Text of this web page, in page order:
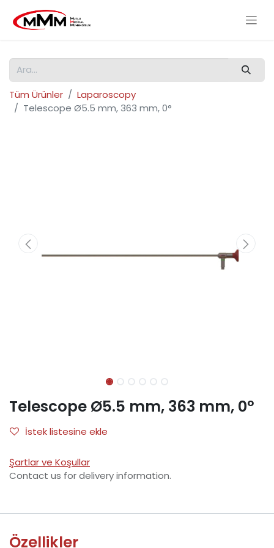
Tüm Ürünler
Laparoscopy
Telescope Ø5.5 mm, 363 mm, 0°
Telescope Ø5.5 mm, 363 mm, 0°
İstek listesine ekle
Şartlar ve Koşullar
Contact us for delivery information.
Özellikler